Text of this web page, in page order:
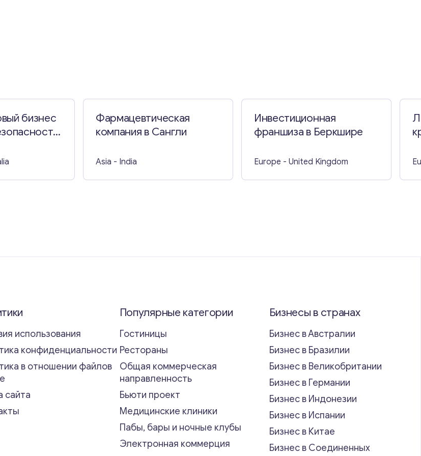
бизнес
Фармацевтическая
компания в Сангли
Asia - India
Инвестиционная
франшиза в Беркшире
Europe - United Kingdom
использования
конфиденциальности
в отношении файлов
сайта
Популярные категории
Гостиницы
Рестораны
Общая коммерческая
направленность
Бьюти проект
Медицинские клиники
Пабы, бары и ночные клубы
Электронная коммерция
Бизнесы в странах
Бизнес в Австралии
Бизнес в Бразилии
Бизнес в Великобритании
Бизнес в Германии
Бизнес в Индонезии
Бизнес в Испании
Бизнес в Китае
Бизнес в Соединенных